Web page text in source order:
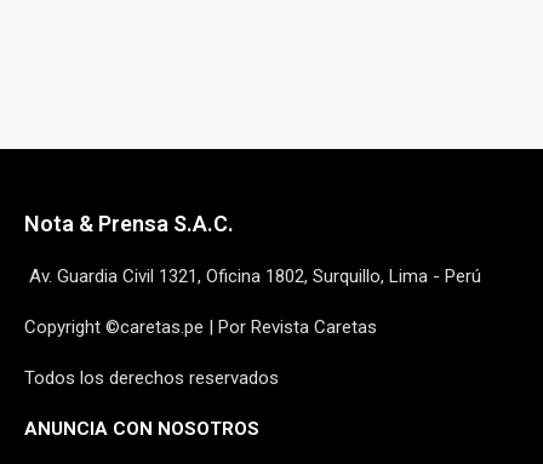
Nota & Prensa S.A.C.
Av. Guardia Civil 1321, Oficina 1802, Surquillo, Lima - Perú
Copyright ©caretas.pe | Por Revista Caretas
Todos los derechos reservados
ANUNCIA CON NOSOTROS